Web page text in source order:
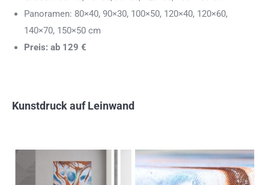
Panoramen: 80×40, 90×30, 100×50, 120×40, 120×60,
140×70, 150×50 cm
Preis: ab 129 €
Kunstdruck auf Leinwand